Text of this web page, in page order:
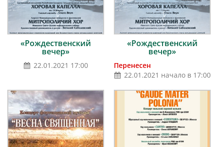
«Рождественский
вечер»
22.01.2021 17:00
«Рождественский
вечер»
Перенесен
22.01.2021 начало в 17:00